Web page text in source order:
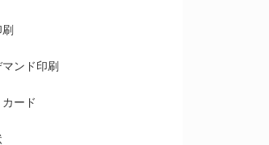
ンド印刷
ード